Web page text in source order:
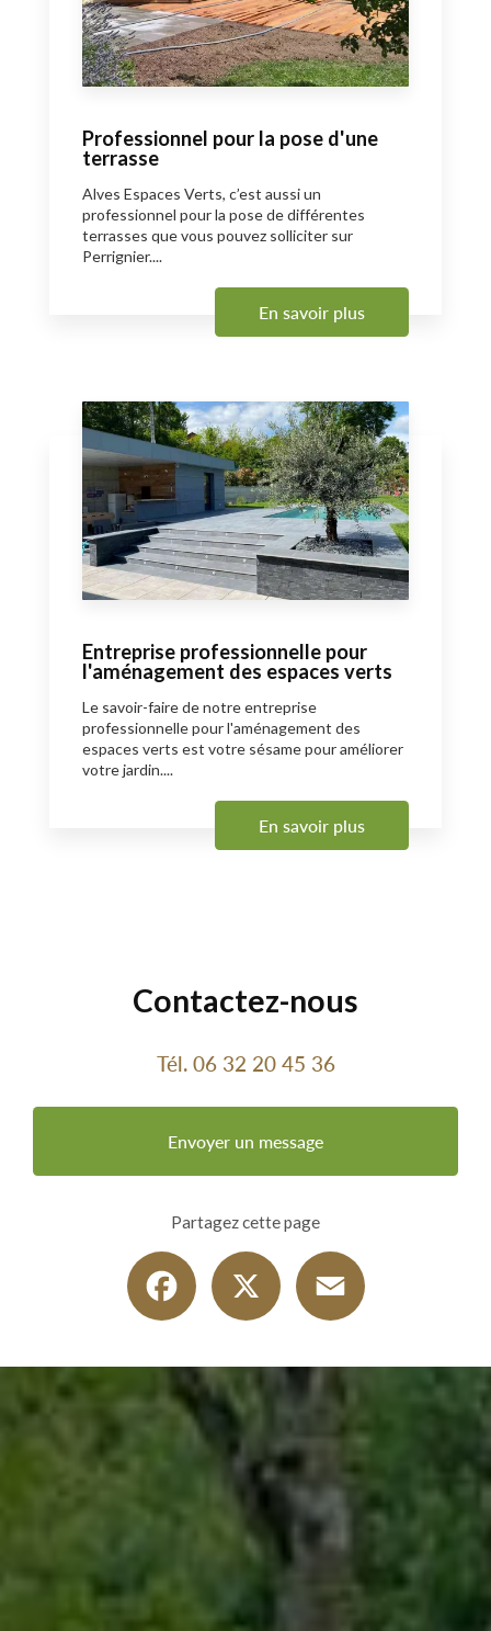
Professionnel pour la pose d'une
terrasse
Alves Espaces Verts, c’est aussi un
professionnel pour la pose de différentes
terrasses que vous pouvez solliciter sur
Perrignier....
En savoir plus
Entreprise professionnelle pour
l'aménagement des espaces verts
Le savoir-faire de notre entreprise
professionnelle pour l'aménagement des
espaces verts est votre sésame pour améliorer
votre jardin....
En savoir plus
Contactez-nous
Tél. 06 32 20 45 36
Envoyer un message
Partagez cette page
Facebook